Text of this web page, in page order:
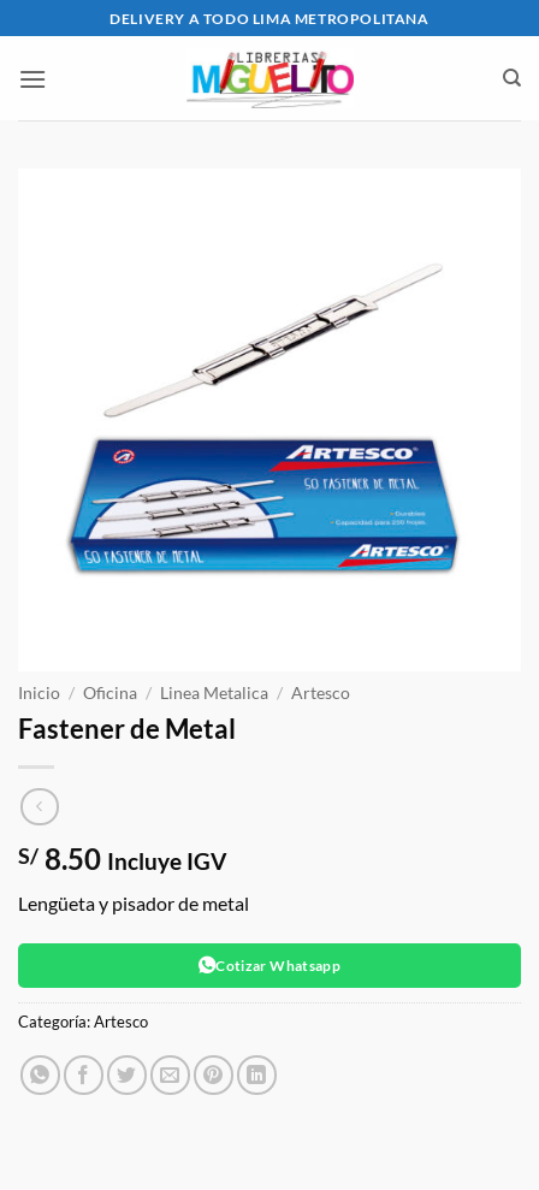
al
contenido
DELIVERY A TODO LIMA METROPOLITANA
Inicio / Oficina / Linea Metalica / Artesco
Fastener de Metal
S/ 8.50 Incluye IGV
Lengüeta y pisador de metal
Cotizar Whatsapp
Categoría:Artesco